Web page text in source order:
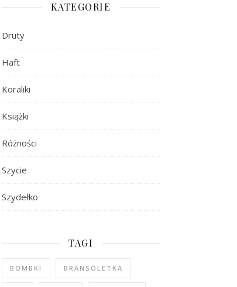
KATEGORIE
Druty
Haft
Koraliki
Książki
Różności
Szycie
Szydełko
TAGI
BOMBKI BRANSOLETKA